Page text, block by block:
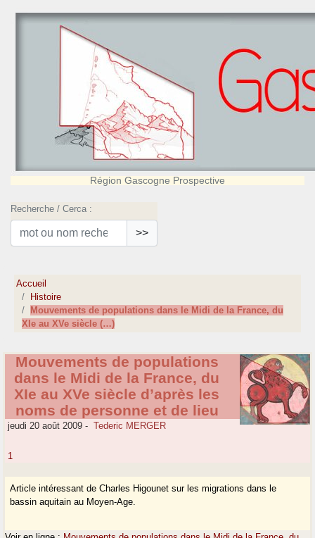
Région Gascogne Prospective
Recherche / Cerca :
>>
Accueil
Histoire
Mouvements de populations dans le Midi de la France, du
XIe au XVe siècle (…)
Mouvements de populations
dans le Midi de la France, du
XIe au XVe siècle d’après les
noms de personne et de lieu
jeudi 20 août 2009 - Tederic MERGER
1
Article intéressant de Charles Higounet sur les migrations dans le
bassin aquitain au Moyen-Age.